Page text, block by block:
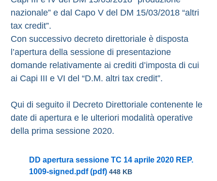
nazionale” e dal Capo V del DM 15/03/2018 “altri
tax credit”.
Con successivo decreto direttoriale è disposta
l’apertura della sessione di presentazione
domande relativamente ai crediti d’imposta di cui
ai Capi III e VI del “D.M. altri tax credit”.
Qui di seguito il Decreto Direttoriale contenente le
date di apertura e le ulteriori modalità operative
della prima sessione 2020.
DD apertura sessione TC 14 aprile 2020 REP.
1009-signed.pdf (pdf) 448 KB